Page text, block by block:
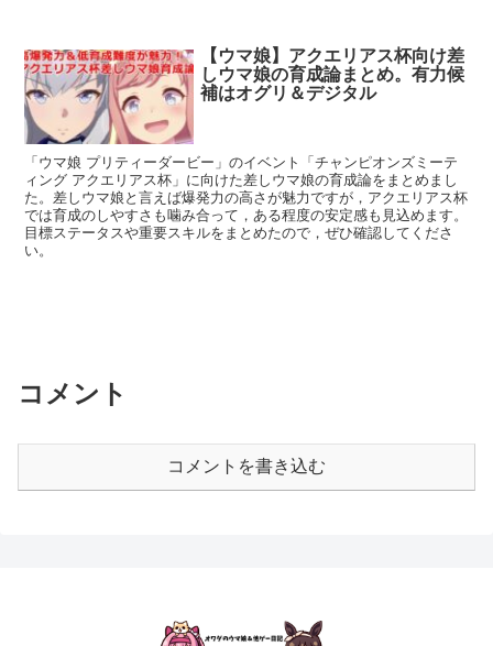
【ウマ娘】アクエリアス杯向け差
しウマ娘の育成論まとめ。有力候
補はオグリ＆デジタル
「ウマ娘 プリティーダービー」のイベント「チャンピオンズミーテ
ィング アクエリアス杯」に向けた差しウマ娘の育成論をまとめまし
た。差しウマ娘と言えば爆発力の高さが魅力ですが，アクエリアス杯
では育成のしやすさも噛み合って，ある程度の安定感も見込めます。
目標ステータスや重要スキルをまとめたので，ぜひ確認してくださ
い。
コメント
コメントを書き込む